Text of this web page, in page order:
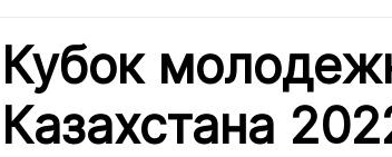
Кубок
Казахстана